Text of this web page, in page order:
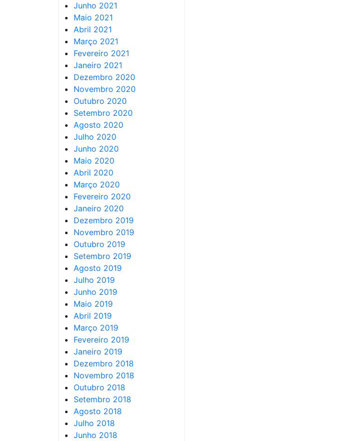
Junho 2021
Maio 2021
Abril 2021
Março 2021
Fevereiro 2021
Janeiro 2021
Dezembro 2020
Novembro 2020
Outubro 2020
Setembro 2020
Agosto 2020
Julho 2020
Junho 2020
Maio 2020
Abril 2020
Março 2020
Fevereiro 2020
Janeiro 2020
Dezembro 2019
Novembro 2019
Outubro 2019
Setembro 2019
Agosto 2019
Julho 2019
Junho 2019
Maio 2019
Abril 2019
Março 2019
Fevereiro 2019
Janeiro 2019
Dezembro 2018
Novembro 2018
Outubro 2018
Setembro 2018
Agosto 2018
Julho 2018
Junho 2018